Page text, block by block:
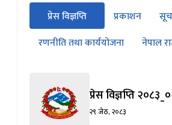
सीधा
पहिलो
ट्याबको
प्रेस विज्ञप्ति
(सक्रिय ट्याब)
प्रकाशन
रणनीति तथा कार्ययोजना
नेपाल
प्रेस विज्ञप्ति
२९ जेठ, २०८३